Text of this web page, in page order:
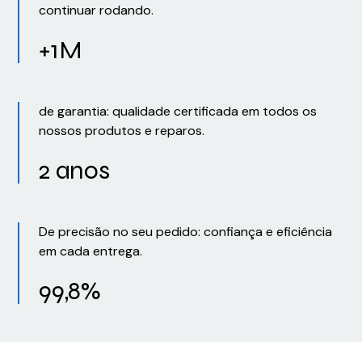
continuar rodando.
+1M
de garantia: qualidade certificada em todos os
nossos produtos e reparos.
2 anos
De precisão no seu pedido: confiança e eficiência
em cada entrega.
99,8%